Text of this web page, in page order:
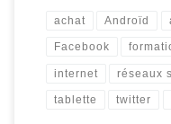
achat Androïd
Facebook
internet réseaux
tablette twitter